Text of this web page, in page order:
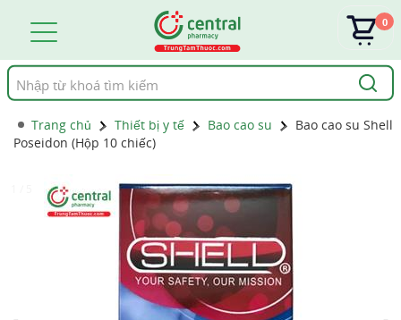
Tìm
kiếm
0
Trang chủ Thiết bị y tế Bao cao su
Bao cao su Shell
Poseidon (Hộp 10 chiếc)